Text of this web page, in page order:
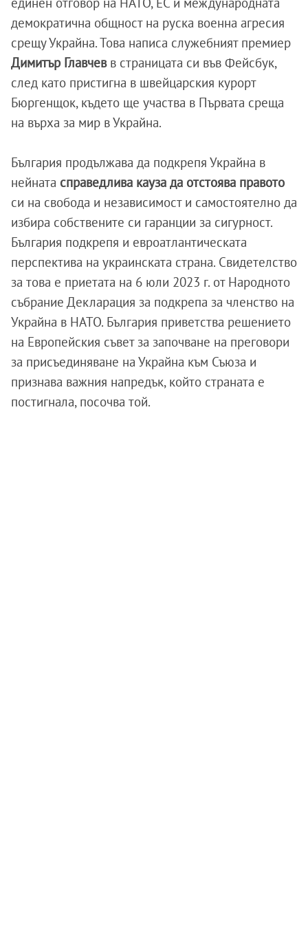
демократична общност на руска военна агресия
срещу Украйна. Това написа служебният премиер
Димитър Главчевв страницата си във Фейсбук,
след като пристигна в швейцарския курорт
Бюргенщок, където ще участва в Първата среща
на върха за мир в Украйна.
България продължава да подкрепя Украйна в
нейната справедлива кауза да отстоява правото
си на свобода и независимост и самостоятелно да
избира собствените си гаранции за сигурност.
България подкрепя и евроатлантическата
перспектива на украинската страна. Свидетелство
за това е приетата на 6 юли 2023 г. от Народното
събрание Декларация за подкрепа за членство на
Украйна в НАТО. България приветства решението
на Европейския съвет за започване на преговори
за присъединяване на Украйна към Съюза и
признава важния напредък, който страната е
постигнала, посочва той.